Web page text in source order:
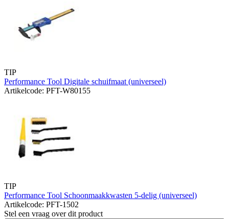
TIP
Performance Tool Digitale schuifmaat (universeel)
Artikelcode: PFT-W80155
TIP
Performance Tool Schoonmaakkwasten 5-delig (universeel)
Artikelcode: PFT-1502
Stel een vraag over dit product